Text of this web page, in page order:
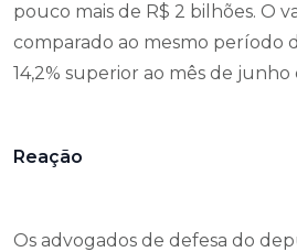
pouco mais de R$ 2 bilhões. O
comparado ao mesmo período
14,2% superior ao mês de junho
Reação
Os advogados de defesa do